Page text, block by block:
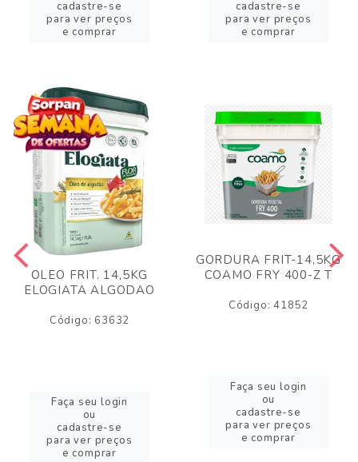
cadastre-se
para ver preços
e comprar
cadastre-se
para ver preços
e comprar
OLEO FRIT. 14,5KG
ELOGIATA ALGODAO
Código: 63632
Faça seu login
ou
cadastre-se
para ver preços
e comprar
GORDURA FRIT-14,5KG
COAMO FRY 400-Z T
Código: 41852
Faça seu login
ou
cadastre-se
para ver preços
e comprar